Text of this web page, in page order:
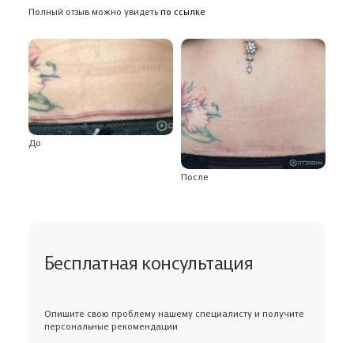
Полный отзыв можно увидетьпо ссылке
До
После
Бесплатная консультация
Опишите свою проблему нашему специалисту и получите
персональные рекомендации